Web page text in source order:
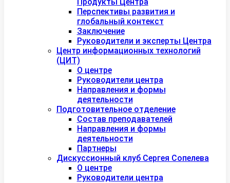
Перспективы развития и
глобальный контекст
Заключение
Руководители и эксперты Центра
Центр информационных технологий
(ЦИТ)
О центре
Руководители центра
Направления и формы
деятельности
Подготовительное отделение
Состав преподавателей
Направления и формы
деятельности
Партнеры
Дискуссионный клуб Сергея Сопелева
О центре
Руководители центра